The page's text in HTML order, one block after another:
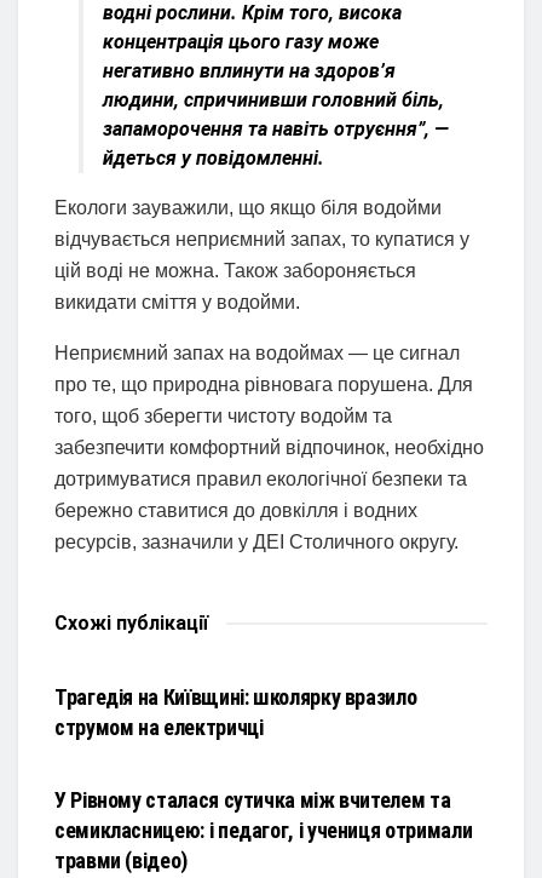
водні рослини. Крім того, висока
концентрація цього газу може
негативно вплинути на здоров’я
людини, спричинивши головний біль,
запаморочення та навіть отруєння”, —
йдеться у повідомленні.
️Екологи зауважили, що якщо біля водойми
відчувається неприємний запах, то купатися у
цій воді не можна. ️Також забороняється
викидати сміття у водойми.
Неприємний запах на водоймах — це сигнал
про те, що природна рівновага порушена. Для
того, щоб зберегти чистоту водойм та
забезпечити комфортний відпочинок, необхідно
дотримуватися правил екологічної безпеки та
бережно ставитися до довкілля і водних
ресурсів, зазначили у ДЕІ Столичного округу.
Схожі публікації
Трагедія на Київщині: школярку вразило
струмом на електричці
У Рівному сталася сутичка між вчителем та
семикласницею: і педагог, і учениця отримали
травми (відео)